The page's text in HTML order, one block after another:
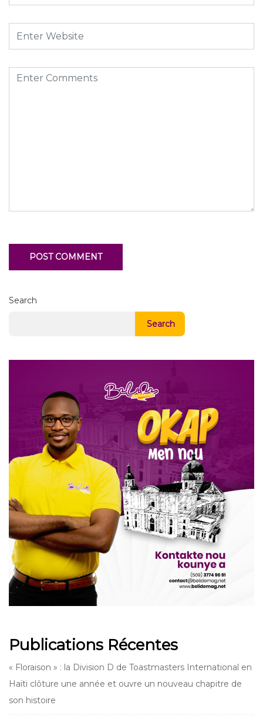
Search
Search
Publications Récentes
« Floraison » : la Division D de Toastmasters International en
Haïti clôture une année et ouvre un nouveau chapitre de
son histoire